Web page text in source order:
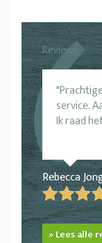
Reviews
service.
Ik raad
Rebecca
» Lees alle